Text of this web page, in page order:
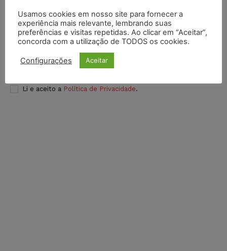
Inscreva-se
INSCREVER
Li e aceito a Política de Privacidade.
Usamos cookies em nosso site para fornecer a
experiência mais relevante, lembrando suas
preferências e visitas repetidas. Ao clicar em “Aceitar”,
concorda com a utilização de TODOS os cookies.
Configurações Aceitar